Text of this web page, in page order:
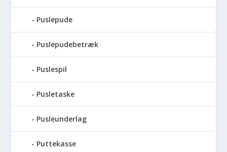
Puslepude
Puslepudebetræk
Puslespil
Pusletaske
Pusleunderlag
Puttekasse